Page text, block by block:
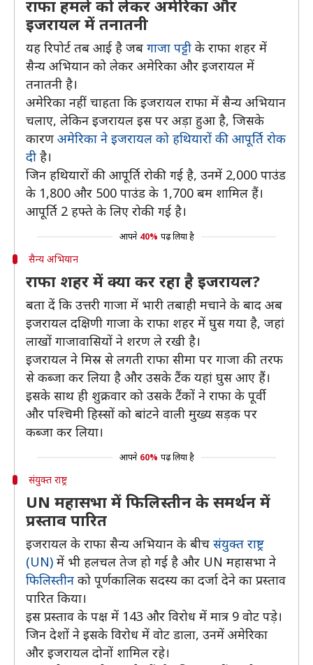
राफा हमले को लेकर अमेरिका और
इजरायल में तनातनी
यह रिपोर्ट तब आई है जब गाजा पट्टी के राफा शहर में
सैन्य अभियान को लेकर अमेरिका और इजरायल में
तनातनी है।
अमेरिका नहीं चाहता कि इजरायल राफा में सैन्य अभियान
चलाए, लेकिन इजरायल इस पर अड़ा हुआ है, जिसके
कारण अमेरिका ने इजरायल को हथियारों की आपूर्ति रोक
दी है।
जिन हथियारों की आपूर्ति रोकी गई है, उनमें 2,000 पाउंड
के 1,800 और 500 पाउंड के 1,700 बम शामिल हैं।
आपूर्ति 2 हफ्ते के लिए रोकी गई है।
आपने 40% पढ़ लिया है
सैन्य अभियान
राफा शहर में क्या कर रहा है इजरायल?
बता दें कि उत्तरी गाजा में भारी तबाही मचाने के बाद अब
इजरायल दक्षिणी गाजा के राफा शहर में घुस गया है, जहां
लाखों गाजावासियों ने शरण ले रखी है।
इजरायल ने मिस्र से लगती राफा सीमा पर गाजा की तरफ
से कब्जा कर लिया है और उसके टैंक यहां घुस आए हैं।
इसके साथ ही शुक्रवार को उसके टैंकों ने राफा के पूर्वी
और पश्चिमी हिस्सों को बांटने वाली मुख्य सड़क पर
कब्जा कर लिया।
आपने 60% पढ़ लिया है
संयुक्त राष्ट्र
UN महासभा में फिलिस्तीन के समर्थन में
प्रस्ताव पारित
इजरायल के राफा सैन्य अभियान के बीच संयुक्त राष्ट्र
(UN) में भी हलचल तेज हो गई है और UN महासभा ने
फिलिस्तीन को पूर्णकालिक सदस्य का दर्जा देने का प्रस्ताव
पारित किया।
इस प्रस्ताव के पक्ष में 143 और विरोध में मात्र 9 वोट पड़े।
जिन देशों ने इसके विरोध में वोट डाला, उनमें अमेरिका
और इजरायल दोनों शामिल रहे।